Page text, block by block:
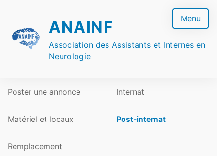
content
ANAINF
Association des Assistants et Internes en
Neurologie
Menu
Poster une annonce Internat
Matériel et locaux Post-internat
Remplacement